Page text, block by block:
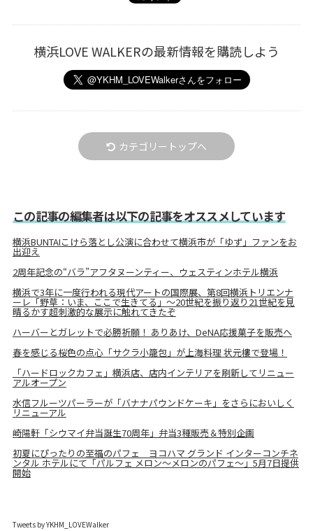
横浜LOVE WALKERの最新情報を購読しよう
カテゴリートップへ
この記事の編集者は以下の記事をオススメしています
横浜BUNTAIこけら落とし公演に合わせて横浜市が「ゆず」ファンをお
出迎え
2周年記念の“バラ”アフタヌーンティー、ウェスティンホテル横浜
横浜で3年に一度行われる現代アートの国際展、第8回横浜トリエンナ
ーレ「野草：いま、ここで生きてる」～20世紀を振り返り21世紀を見
晴るかす超刺激的な展示に触れてきたぞ
ハーバーとガレットで必勝祈願！ ありあけ、DeNA応援菓子を販売へ
春を感じる桜色の点心「サクラ小籠包」が上海料理 状元樓で登場！
「ハードロックカフェ」横浜店、店内インテリアを刷新してリニュー
アルオープン
水信フルーツパーラーが「バナナパウンドケーキ」をさらにおいしく
リニューアル
崎陽軒「シウマイ弁当誕生70周年」弁当3種販売＆特別企画
初夏にぴったりの至福のパフェ ヨコハマ グランド インターコンチネ
ンタル ホテルにて「パルフェ メロン～メロンのパフェ～」5月7日提供
開始
Tweets by YKHM_LOVEWalker